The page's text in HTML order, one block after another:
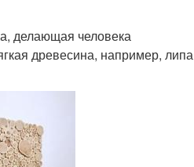
делающая человека
древесина, например, липа